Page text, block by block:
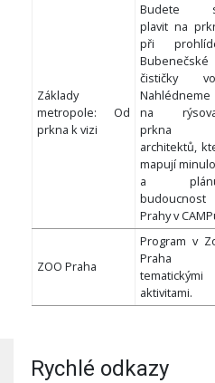
Základy
metropole: Od
prkna k vizi
Budete
plavit na
při
Bubenečské
čističky
Nahlédneme
na
prkna
architektů,
mapují
a
budoucnost
Prahy v
ZOO Praha
Program v
Praha
tematickými
aktivitami.
Rychlé odkazy